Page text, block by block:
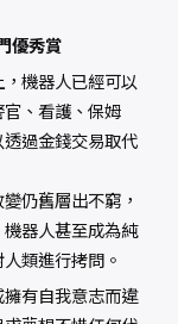
優秀賞
機器人已經可以
、看護、保姆
過金錢交易取代
仍舊層出不窮，
器人甚至成為純
類進行拷問。
有自我意志而違